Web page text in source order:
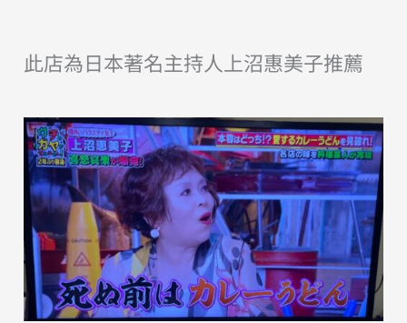
此店為日本著名主持人上沼惠美子推薦